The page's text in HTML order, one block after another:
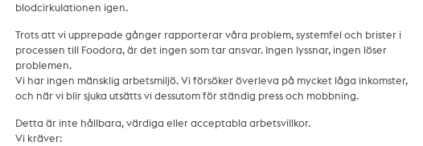
blodcirkulationen igen.
Trots att vi upprepade gånger rapporterar våra problem, systemfel och brister i
processen till Foodora, är det ingen som tar ansvar. Ingen lyssnar, ingen löser
problemen.
Vi har ingen mänsklig arbetsmiljö. Vi försöker överleva på mycket låga inkomster,
och när vi blir sjuka utsätts vi dessutom för ständig press och mobbning.
Detta är inte hållbara, värdiga eller acceptabla arbetsvillkor.
Vi kräver: